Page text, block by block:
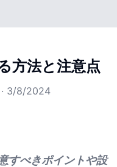
方法と注意点
· 3/8/2024
すべきポイントや設